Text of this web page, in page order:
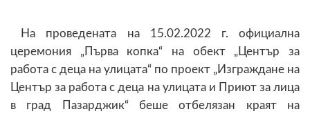
На проведената на 15.02.2022 г. официална
церемония „Първа копка“ на обект „Център за
работа с деца на улицата“ по проект „Изграждане на
Център за работа с деца на улицата и Приют за лица
в град Пазарджик“ беше отбелязан краят на